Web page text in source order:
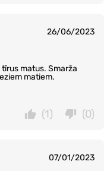
26/06/2023
matus. Smarža
matiem.
(0)
(1)
07/01/2023